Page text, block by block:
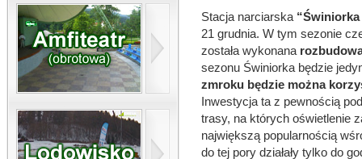
Stacja narciarska
21 grudnia. W tym sezonie
została wykonana
sezonu Świniorka będzie
zmroku będzie można
Inwestycja ta z pewnością
trasy, na których oświetlenie
największą popularnością
do tej pory działały tylko do